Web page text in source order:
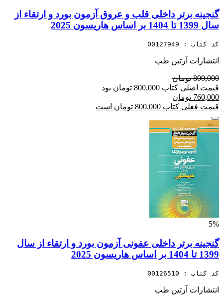
گنجینه برتر داخلی قلب و عروق آزمون بورد و ارتقاء از
سال 1399 تا 1404 بر اساس هاریسون 2025
کد کتاب : 00127949
انتشارات آرتین طب
800,000 تومان
قیمت اصلی کتاب 800,000 تومان بود
760,000 تومان
قیمت فعلی کتاب 800,000 تومان است
5%
گنجینه برتر داخلی عفونی آزمون بورد و ارتقاء از سال
1399 تا 1404 بر اساس هاریسون 2025
کد کتاب : 00126510
انتشارات آرتین طب